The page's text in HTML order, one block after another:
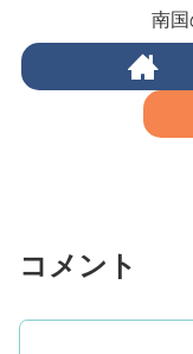
南国
コメント